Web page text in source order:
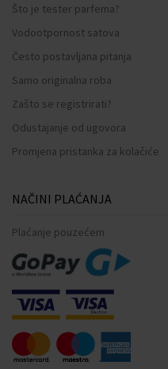
Što je tester parfema?
Vodootpornost satova
Često postavljana pitanja
Samo originalna roba
Zašto se registrirati?
Odustajanje od ugovora
Promjena pristanka za kolačiće
NAČINI PLAĆANJA
Plaćanje pouzećem